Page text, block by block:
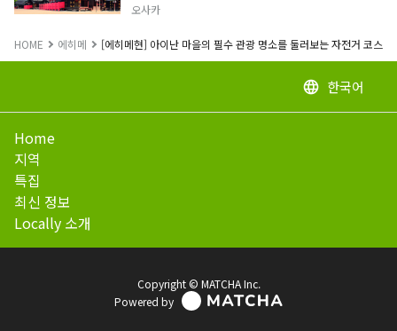
오사카
HOME 에히메 [에히메현] 아이난 마을의 필수 관광 명소를 둘러보는 자전거 코스:
language 한국어
Home
지역
특집
최신 정보
Locally 소개
Copyright © MATCHA Inc.
Powered by